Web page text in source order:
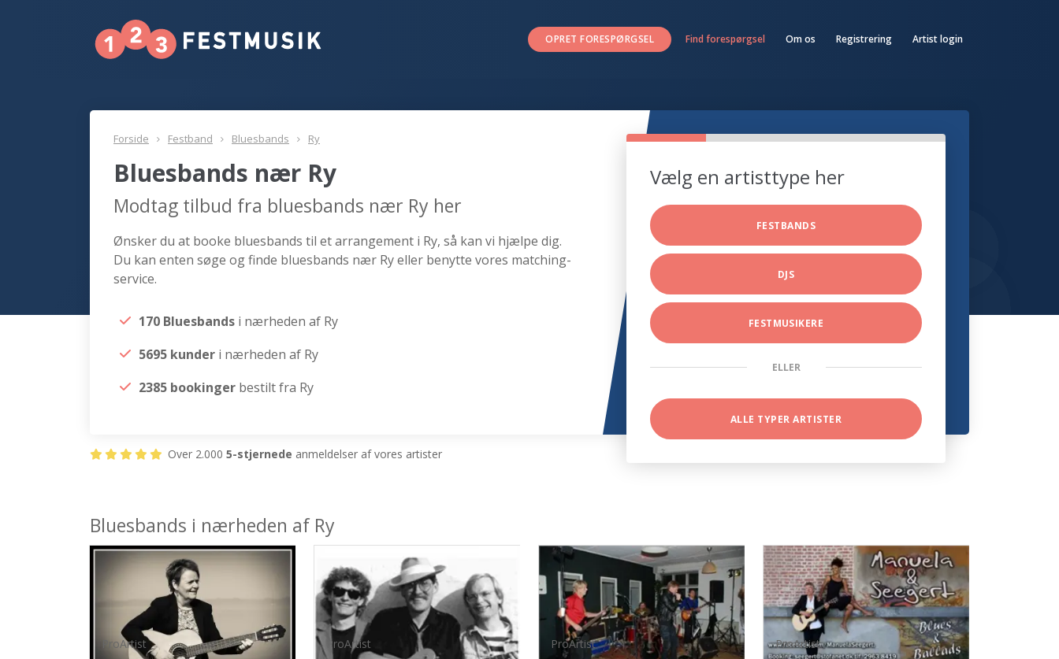
OPRET FORESPØRGSEL Find forespørgsel Om os Registrering Artist login
Forside Festband Bluesbands Ry
Bluesbands nær Ry
Modtag tilbud fra bluesbands nær Ry her
Ønsker du at booke bluesbands til et arrangement i Ry, så kan vi hjælpe dig.
Du kan enten søge og finde bluesbands nær Ry eller benytte vores matching-
service.
170 Bluesbands i nærheden af Ry
5695 kunder i nærheden af Ry
2385 bookinger bestilt fra Ry
Vælg en artisttype her
FESTBANDS
DJS
FESTMUSIKERE
ELLER
ALLE TYPER ARTISTER
Over 2.000 5-stjernede anmeldelser af vores artister
Bluesbands i nærheden af Ry
ProArtist ProArtist ProArtist ProArtist